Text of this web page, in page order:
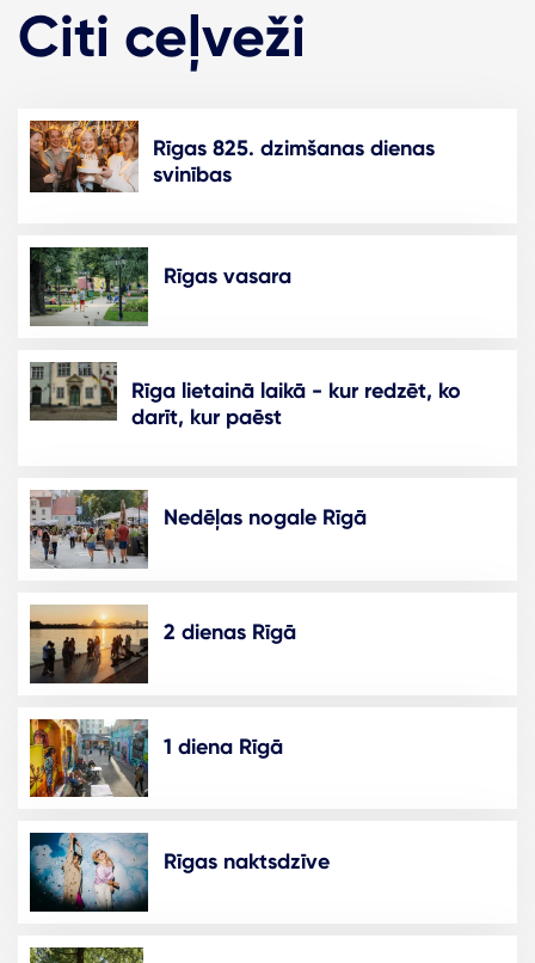
Citi ceļveži
Rīgas 825. dzimšanas dienas
svinības
Rīgas vasara
Rīga lietainā laikā - kur redzēt, ko
darīt, kur paēst
Nedēļas nogale Rīgā
2 dienas Rīgā
1 diena Rīgā
Rīgas naktsdzīve